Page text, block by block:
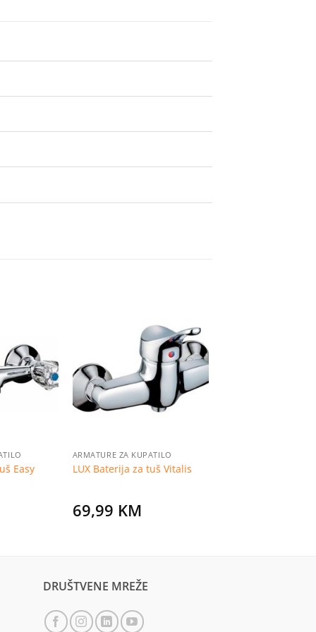
Dodaj
na
listu
želja
Easy
Dodaj
na
listu
želja
ARMATURE ZA KUPATILO
LUX Baterija za tuš Vitalis
69,99 KM
DRUŠTVENE MREŽE